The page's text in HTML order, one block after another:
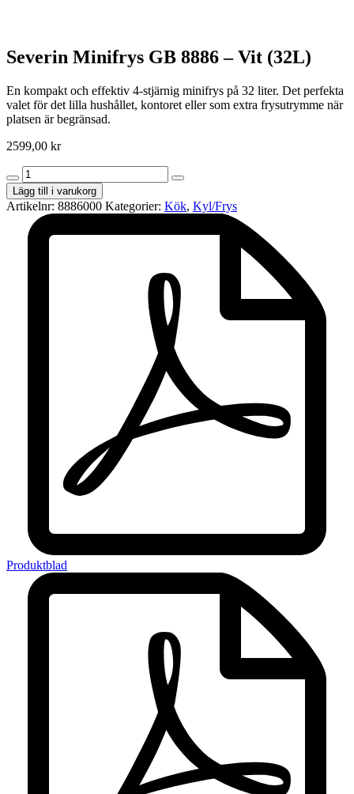
Severin Minifrys GB 8886 – Vit (32L)
En kompakt och effektiv 4-stjärnig minifrys på 32 liter. Det perfekta
valet för det lilla hushållet, kontoret eller som extra frysutrymme när
platsen är begränsad.
2599,00 kr
Severin
Minifrys
GB
8886
Lägg till i varukorg
Artikelnr: 8886000 Kategorier: Kök, Kyl/Frys
Produktblad